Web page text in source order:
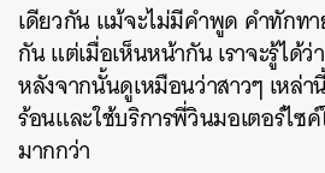
เดียวกัน แม้จะไม่มีคำพูด คำทักท
กัน แต่เมื่อเห็นหน้ากัน เราจะรู้ได้
หลังจากนั้นดูเหมือนว่าสาวๆ เหล่
ร้อนและใช้บริการพี่วินมอเตอร์ไซ
มากกว่า